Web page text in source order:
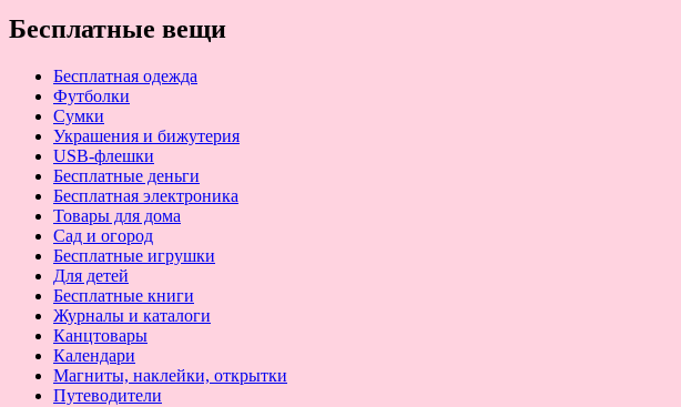
Бесплатные вещи
Бесплатная одежда
Футболки
Сумки
Украшения и бижутерия
USB-флешки
Бесплатные деньги
Бесплатная электроника
Товары для дома
Сад и огород
Бесплатные игрушки
Для детей
Бесплатные книги
Журналы и каталоги
Канцтовары
Календари
Магниты, наклейки, открытки
Путеводители